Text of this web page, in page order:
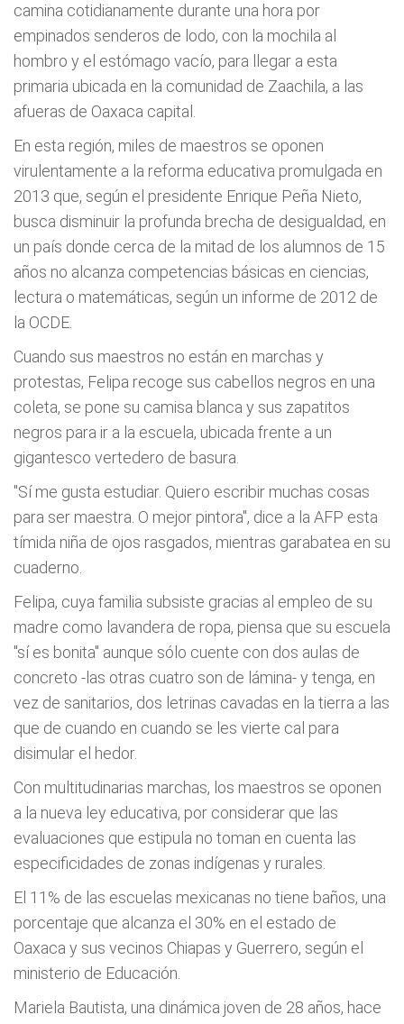
camina cotidianamente durante una hora por
empinados senderos de lodo, con la mochila al
hombro y el estómago vacío, para llegar a esta
primaria ubicada en la comunidad de Zaachila, a las
afueras de Oaxaca capital.
En esta región, miles de maestros se oponen
virulentamente a la reforma educativa promulgada en
2013 que, según el presidente Enrique Peña Nieto,
busca disminuir la profunda brecha de desigualdad, en
un país donde cerca de la mitad de los alumnos de 15
años no alcanza competencias básicas en ciencias,
lectura o matemáticas, según un informe de 2012 de
la OCDE.
Cuando sus maestros no están en marchas y
protestas, Felipa recoge sus cabellos negros en una
coleta, se pone su camisa blanca y sus zapatitos
negros para ir a la escuela, ubicada frente a un
gigantesco vertedero de basura.
"Sí me gusta estudiar. Quiero escribir muchas cosas
para ser maestra. O mejor pintora", dice a la AFP esta
tímida niña de ojos rasgados, mientras garabatea en su
cuaderno.
Felipa, cuya familia subsiste gracias al empleo de su
madre como lavandera de ropa, piensa que su escuela
"sí es bonita" aunque sólo cuente con dos aulas de
concreto -las otras cuatro son de lámina- y tenga, en
vez de sanitarios, dos letrinas cavadas en la tierra a las
que de cuando en cuando se les vierte cal para
disimular el hedor.
Con multitudinarias marchas, los maestros se oponen
a la nueva ley educativa, por considerar que las
evaluaciones que estipula no toman en cuenta las
especificidades de zonas indígenas y rurales.
El 11% de las escuelas mexicanas no tiene baños, una
porcentaje que alcanza el 30% en el estado de
Oaxaca y sus vecinos Chiapas y Guerrero, según el
ministerio de Educación.
Mariela Bautista, una dinámica joven de 28 años, hace